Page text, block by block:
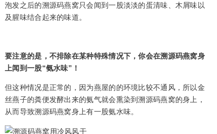
泡发之后的溯源码燕窝只会闻到一股淡淡的蛋清味、木屑味以
及腥味结合起来的味道。
要注意的是，不排除在某种特殊情况下，你会在溯源码燕窝身
上闻到一股“氨水味”！
但这种情况是正常的，因为燕屋的的环境比较不通风，所以金
丝燕子的粪便发酵出来的氨气就会熏染到溯源码燕窝的身上，
从而导致溯源码燕窝身上有一股氨水味。